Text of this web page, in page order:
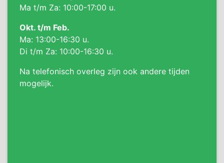
Ma t/m Za: 10:00-17:00 u.
Okt. t/m Feb.
Ma: 13:00-16:30 u.
Di t/m Za: 10:00-16:30 u.
Na telefonisch overleg zijn ook andere tijden
mogelijk.